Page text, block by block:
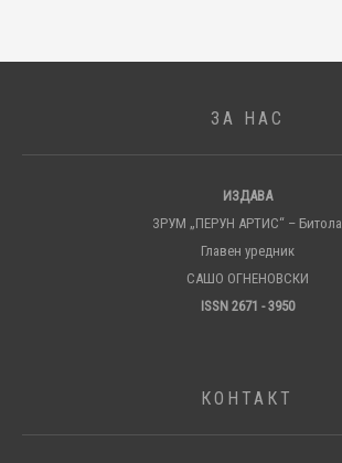
ЗА НАС
ИЗДАВА
ЗРУМ „ПЕРУН АРТИС“ – Битола
Главен уредник
САШО ОГНЕНОВСКИ
ISSN 2671 - 3950
КОНТАКТ